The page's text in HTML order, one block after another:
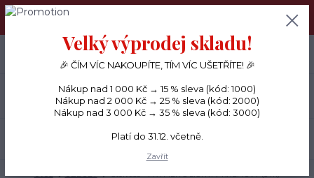
PŘÁNÍČKA a PAPÍROVÉ DÁRKY odesílám každý den, KREATIVNÍ
Menu
CZK
+420 734 380 930
(Po-Ne, 8-20 hod.)
Velký výprodej skladu!
🎉 ČÍM VÍC NAKOUPÍTE, TÍM VÍC UŠETŘÍTE! 🎉
Nákup nad 1 000 Kč → 15 % sleva (kód: 1000)
Nákup nad 2 000 Kč → 25 % sleva (kód: 2000)
Nákup nad 3 000 Kč → 35 % sleva (kód: 3000)
Platí do 31.12. včetně.
Zavřít